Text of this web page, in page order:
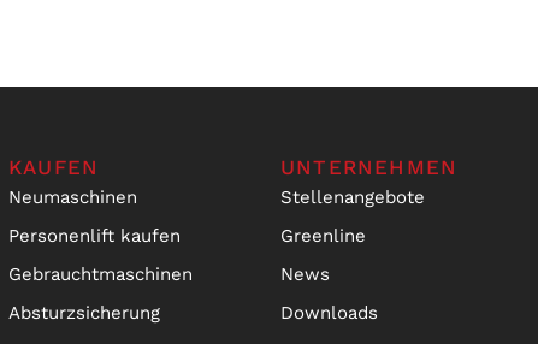
KAUFEN
Neumaschinen
Personenlift kaufen
Gebrauchtmaschinen
Absturzsicherung
UNTERNEHMEN
Stellenangebote
Greenline
News
Downloads